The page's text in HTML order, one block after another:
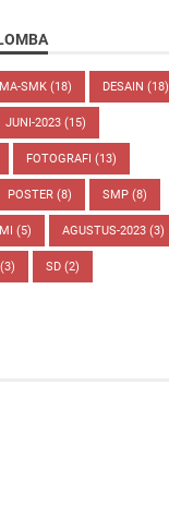
SMK (18) DESAIN (18)
JUNI-2023 (15)
FOTOGRAFI (13)
POSTER (8) SMP (8)
(5) AGUSTUS-2023 (3)
(3) SD (2)